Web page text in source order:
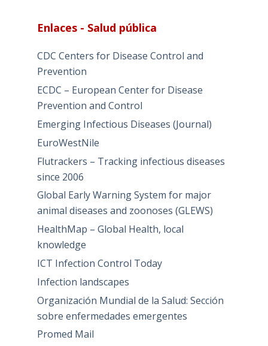
Enlaces - Salud pública
CDC Centers for Disease Control and
Prevention
ECDC – European Center for Disease
Prevention and Control
Emerging Infectious Diseases (Journal)
EuroWestNile
Flutrackers – Tracking infectious diseases
since 2006
Global Early Warning System for major
animal diseases and zoonoses (GLEWS)
HealthMap – Global Health, local
knowledge
ICT Infection Control Today
Infection landscapes
Organización Mundial de la Salud: Sección
sobre enfermedades emergentes
Promed Mail